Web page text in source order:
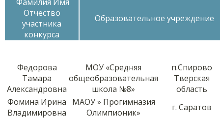
Отчество
участника
конкурса
Образовательное учреждение
Федорова
Тамара
Александровна
МОУ «Средняя
общеобразовательная
школа №8»
п.Спирово
Тверская
область
Фомина Ирина
Владимировна
МАОУ » Прогимназия
Олимпионик»
г. Саратов